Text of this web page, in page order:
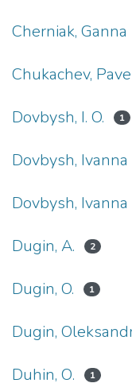
Cherniak, Ganna
Chukachev,
Dovbysh, I. O. 1
Dovbysh, Ivanna
Dovbysh,
Dugin, A. 2
Dugin, O. 1
Dugin,
Duhin, О. 1